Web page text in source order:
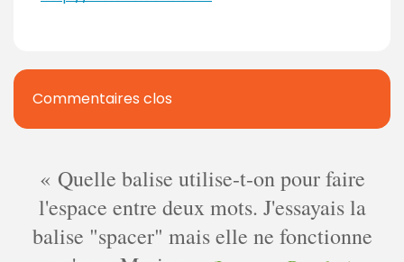
Commentaires clos
Quelle balise utilise-t-on pour faire
l'espace entre deux mots. J'essayais la
balise "spacer" mais elle ne fonctionne